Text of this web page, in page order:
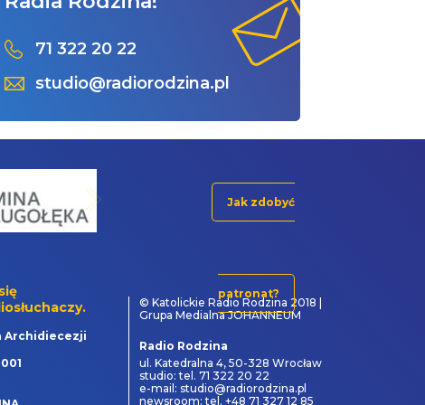
71 322 20 22
studio@radiorodzina.pl
Jak zdobyć
patronat?
Archidiecezji
© Katolickie Radio Rodzina 2018 |
Grupa Medialna JOHANNEUM
Radio Rodzina
ul. Katedralna 4, 50-328 Wrocław
studio: tel. 71 322 20 22
e-mail: studio@radiorodzina.pl
newsroom: tel. +48 71 327 12 85